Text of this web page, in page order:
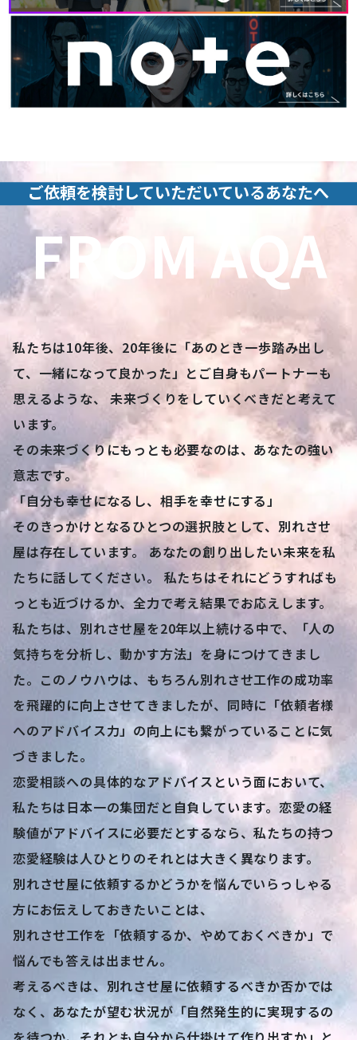
ご依頼を検討していただいているあなたへ
FROM AQA
私たちは10年後、20年後に「あのとき一歩踏み出し
て、一緒になって良かった」とご自身もパートナーも
思えるような、 未来づくりをしていくべきだと考えて
います。
その未来づくりにもっとも必要なのは、あなたの強い
意志です。
「自分も幸せになるし、相手を幸せにする」
そのきっかけとなるひとつの選択肢として、別れさせ
屋は存在しています。 あなたの創り出したい未来を私
たちに話してください。 私たちはそれにどうすればも
っとも近づけるか、全力で考え結果でお応えします。
私たちは、別れさせ屋を20年以上続ける中で、「人の
気持ちを分析し、動かす方法」を身につけてきまし
た。このノウハウは、もちろん別れさせ工作の成功率
を飛躍的に向上させてきましたが、同時に「依頼者様
へのアドバイス力」の向上にも繋がっていることに気
づきました。
恋愛相談への具体的なアドバイスという面において、
私たちは日本一の集団だと自負しています。恋愛の経
験値がアドバイスに必要だとするなら、私たちの持つ
恋愛経験は人ひとりのそれとは大きく異なります。
別れさせ屋に依頼するかどうかを悩んでいらっしゃる
方にお伝えしておきたいことは、
別れさせ工作を「依頼するか、やめておくべきか」で
悩んでも答えは出ません。
考えるべきは、別れさせ屋に依頼するべきか否かでは
なく、あなたが望む状況が「自然発生的に実現するの